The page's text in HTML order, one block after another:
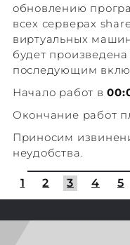
обновлению
всех серверах
виртуальных
будет
последующим
Начало работ в
Окончание работ
Приносим
неудобства.
1 2 3 4 5